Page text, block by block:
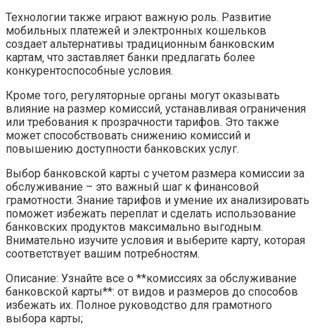
Технологии также играют важную роль. Развитие
мобильных платежей и электронных кошельков
создает альтернативы традиционным банковским
картам‚ что заставляет банки предлагать более
конкурентоспособные условия.
Кроме того‚ регуляторные органы могут оказывать
влияние на размер комиссий‚ устанавливая ограничения
или требования к прозрачности тарифов. Это также
может способствовать снижению комиссий и
повышению доступности банковских услуг.
Выбор банковской карты с учетом размера комиссии за
обслуживание – это важный шаг к финансовой
грамотности. Знание тарифов и умение их анализировать
поможет избежать переплат и сделать использование
банковских продуктов максимально выгодным.
Внимательно изучите условия и выберите карту‚ которая
соответствует вашим потребностям.
Описание: Узнайте все о **комиссиях за обслуживание
банковской карты**: от видов и размеров до способов
избежать их. Полное руководство для грамотного
выбора карты;